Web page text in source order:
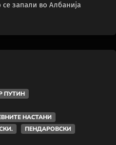
запали во Албанија
ПУТИН
НАСТАНИ
ПЕНДАРОВСКИ